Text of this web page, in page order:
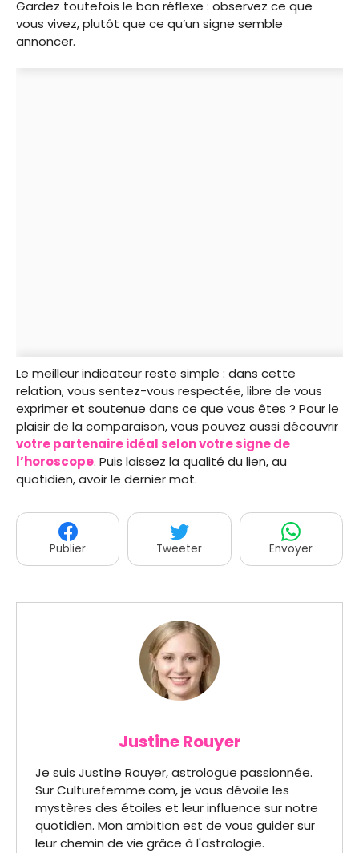
Gardez toutefois le bon réflexe : observez ce que
vous vivez, plutôt que ce qu’un signe semble
annoncer.
Le meilleur indicateur reste simple : dans cette
relation, vous sentez-vous respectée, libre de vous
exprimer et soutenue dans ce que vous êtes ? Pour le
plaisir de la comparaison, vous pouvez aussi découvrir
votre partenaire idéal selon votre signe de
l’horoscope. Puis laissez la qualité du lien, au
quotidien, avoir le dernier mot.
Publier Tweeter Envoyer
Justine Rouyer
Je suis Justine Rouyer, astrologue passionnée.
Sur Culturefemme.com, je vous dévoile les
mystères des étoiles et leur influence sur notre
quotidien. Mon ambition est de vous guider sur
leur chemin de vie grâce à l'astrologie.